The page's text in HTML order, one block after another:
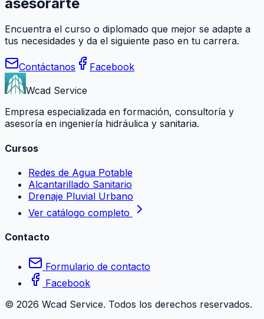
Encuentra el curso o diplomado que mejor se adapte a
tus necesidades y da el siguiente paso en tu carrera.
Contáctanos
Facebook
Wcad Service
Empresa especializada en formación, consultoría y
asesoría en ingeniería hidráulica y sanitaria.
Cursos
Redes de Agua Potable
Alcantarillado Sanitario
Drenaje Pluvial Urbano
Ver catálogo completo
Contacto
Formulario de contacto
Facebook
© 2026 Wcad Service. Todos los derechos reservados.